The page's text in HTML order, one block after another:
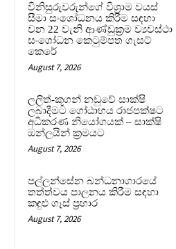
විනිසුරුවරුන්ගේ විශ්‍රාම වයස්
සීමා සංශෝධනය කිරීම සඳහා
වන 22 වැනි ආණ්ඩුක්‍රම ව්‍යවස්ථා
සංශෝධන කෙටුම්පත ගැසට්
කෙරේ
August 7, 2026
ලලිත්-කූගන් නඩුවේ සාක්ෂි
ලබාදීමට ගෝඨාභය රාජපක්ෂට
අධිකරණ නියෝගයක් – සාක්ෂි
ඔන්ලයින් ක්‍රමයට
August 7, 2026
පල්ලන්සේන බන්ධනාගාරයේ
තත්ත්වය පාලනය කිරීම සඳහා
කඳුළු ගෑස් ප්‍රහාර
August 7, 2026